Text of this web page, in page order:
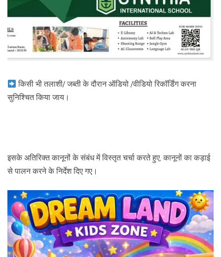
किसी भी तलाशी/ जब्ती के दौरान ऑडियो /वीडियो रिकॉर्डिंग करना
सुनिश्चित किया जाय।
इसके अतिरिक्त कानूनों के संबंध में विस्तृत चर्चा करते हुए, कानूनों का कड़ाई
से पालन करने के निर्देश दिए गए।